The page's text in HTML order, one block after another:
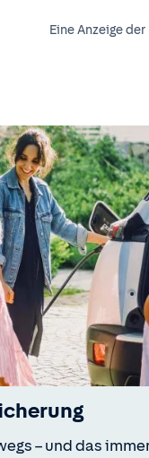
Eine Anzeige der
– und das